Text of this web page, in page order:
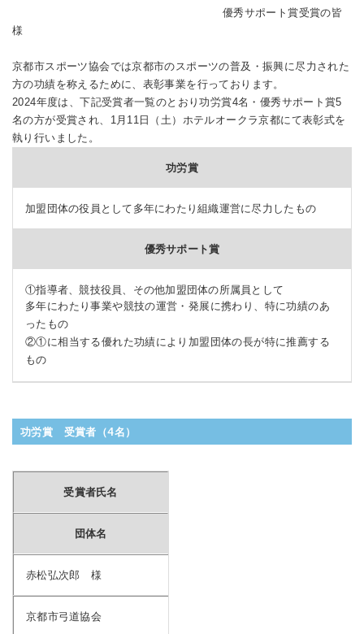
優秀サポート賞受賞の皆
様
京都市スポーツ協会では京都市のスポーツの普及・振興に尽力された
方の功績を称えるために、表彰事業を行っております。
2024年度は、下記受賞者一覧のとおり功労賞4名・優秀サポート賞5
名の方が受賞され、1月11日（土）ホテルオークラ京都にて表彰式を
執り行いました。
功労賞
加盟団体の役員として多年にわたり組織運営に尽力したもの
優秀サポート賞
①指導者、競技役員、その他加盟団体の所属員として
多年にわたり事業や競技の運営・発展に携わり、特に功績のあ
ったもの
②①に相当する優れた功績により加盟団体の長が特に推薦する
もの
功労賞 受賞者（4名）
受賞者氏名
団体名
赤松弘次郎 様
京都市弓道協会